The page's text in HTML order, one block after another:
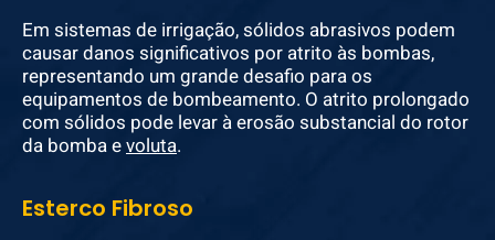
Em sistemas de irrigação, sólidos abrasivos podem
causar danos significativos por atrito às bombas,
representando um grande desafio para os
equipamentos de bombeamento. O atrito prolongado
com sólidos pode levar à erosão substancial do rotor
da bomba evoluta.
Esterco Fibroso